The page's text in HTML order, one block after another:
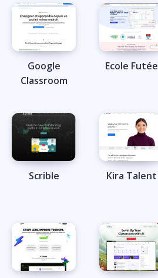
Google
Classroom
Ecole Futée
Scrible Kira Talent